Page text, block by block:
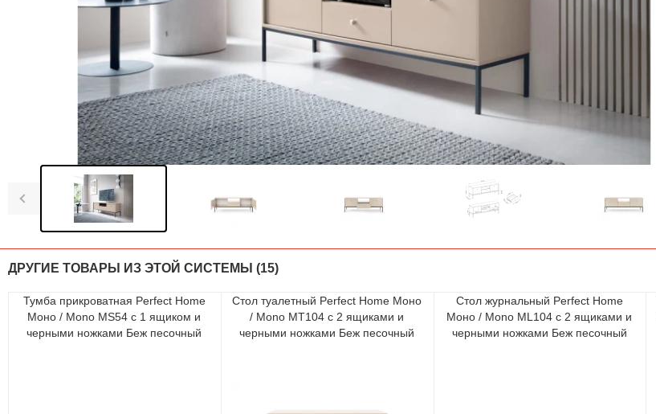
ДРУГИЕ ТОВАРЫ ИЗ ЭТОЙ СИСТЕМЫ (15)
Тумба прикроватная Perfect Home
Моно / Mono MS54 с 1 ящиком и
черными ножками Беж песочный
Стол туалетный Perfect Home Моно
/ Mono MT104 с 2 ящиками и
черными ножками Беж песочный
Стол журнальный Perfect Home
Моно / Mono ML104 с 2 ящиками и
черными ножками Беж песочный